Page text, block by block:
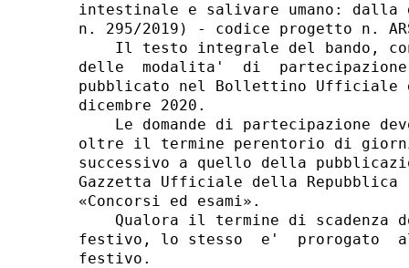
intestinale e salivare umano:
n. 295/2019) - codice progetto n.
Il testo integrale del bando,
delle  modalita'  di
pubblicato nel Bollettino Ufficiale
dicembre 2020.
Le domande di partecipazione
oltre il termine perentorio di
successivo a quello della
Gazzetta Ufficiale della
«Concorsi ed esami».
Qualora il termine di scadenza
festivo, lo stesso  e'  prorogato
festivo.